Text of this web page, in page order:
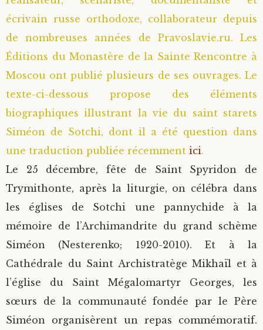
Saint Sophrony l’Athonite
Sainte Xenia
Staritsa Marie Makovkine
Natalia de Vyritsa
Archimandrite Lazare (Abachidzé)
Geronda Arsenios le Spiléote
Archimandrite Nathanaël (Pospelov)
Père Héliodore
écrivain russe orthodoxe, collaborateur depuis
de nombreuses années de Pravoslavie.ru. Les
Éditions du Monastère de la Sainte Rencontre à
Moscou ont publié plusieurs de ses ouvrages. Le
texte-ci-dessous propose des éléments
biographiques illustrant la vie du saint starets
Siméon de Sotchi, dont il a été question dans
une traduction publiée récemment ici.
Le 25 décembre, fête de Saint Spyridon de
Trymithonte, après la liturgie, on célébra dans
les églises de Sotchi une pannychide à la
mémoire de l’Archimandrite du grand schème
Siméon (Nesterenko; 1920-2010). Et à la
Cathédrale du Saint Archistratège Mikhaïl et à
l’église du Saint Mégalomartyr Georges, les
sœurs de la communauté fondée par le Père
Siméon organisèrent un repas commémoratif.